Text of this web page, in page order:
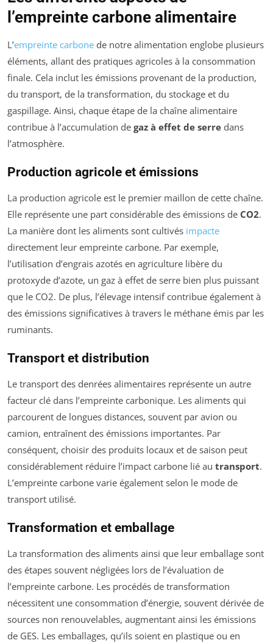
l’empreinte carbone alimentaire
L’empreinte carbone de notre alimentation englobe plusieurs
éléments, allant des pratiques agricoles à la consommation
finale. Cela inclut les émissions provenant de la production,
du transport, de la transformation, du stockage et du
gaspillage. Ainsi, chaque étape de la chaîne alimentaire
contribue à l’accumulation de gaz à effet de serre dans
l’atmosphère.
Production agricole et émissions
La production agricole est le premier maillon de cette chaîne.
Elle représente une part considérable des émissions de CO2.
La manière dont les aliments sont cultivés impacte
directement leur empreinte carbone. Par exemple,
l’utilisation d’engrais azotés en agriculture libère du
protoxyde d’azote, un gaz à effet de serre bien plus puissant
que le CO2. De plus, l’élevage intensif contribue également à
des émissions significatives à travers le méthane émis par les
ruminants.
Transport et distribution
Le transport des denrées alimentaires représente un autre
facteur clé dans l’empreinte carbonique. Les aliments qui
parcourent de longues distances, souvent par avion ou
camion, entraînent des émissions importantes. Par
conséquent, choisir des produits locaux et de saison peut
considérablement réduire l’impact carbone lié au transport.
L’empreinte carbone varie également selon le mode de
transport utilisé.
Transformation et emballage
La transformation des aliments ainsi que leur emballage sont
des étapes souvent négligées lors de l’évaluation de
l’empreinte carbone. Les procédés de transformation
nécessitent une consommation d’énergie, souvent dérivée de
sources non renouvelables, augmentant ainsi les émissions
de GES. Les emballages, qu’ils soient en plastique ou en